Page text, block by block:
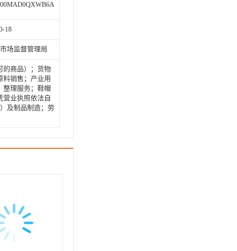
18
场监督管理局
的商品）；货物
料销售；产业用
整理服务；鞋帽
业执照依法自
及制品制造；劳